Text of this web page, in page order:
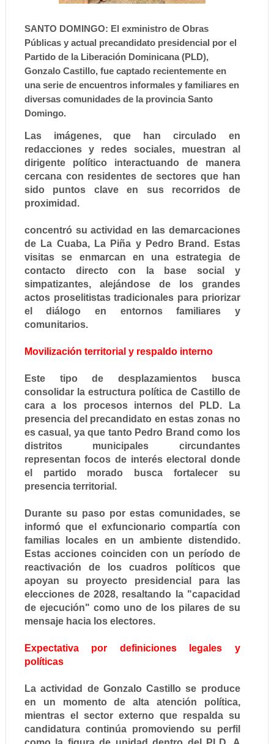
SANTO DOMINGO: El exministro de Obras
Públicas y actual precandidato presidencial por el
Partido de la Liberación Dominicana (PLD),
Gonzalo Castillo, fue captado recientemente en
una serie de encuentros informales y familiares en
diversas comunidades de la provincia Santo
Domingo.
Las imágenes, que han circulado en
redacciones y redes sociales, muestran al
dirigente político interactuando de manera
cercana con residentes de sectores que han
sido puntos clave en sus recorridos de
proximidad.
concentró su actividad en las demarcaciones
de La Cuaba, La Piña y Pedro Brand. Estas
visitas se enmarcan en una estrategia de
contacto directo con la base social y
simpatizantes, alejándose de los grandes
actos proselitistas tradicionales para priorizar
el diálogo en entornos familiares y
comunitarios.
Movilización territorial y respaldo interno
Este tipo de desplazamientos busca
consolidar la estructura política de Castillo de
cara a los procesos internos del PLD. La
presencia del precandidato en estas zonas no
es casual, ya que tanto Pedro Brand como los
distritos municipales circundantes
representan focos de interés electoral donde
el partido morado busca fortalecer su
presencia territorial.
Durante su paso por estas comunidades, se
informó que el exfuncionario compartía con
familias locales en un ambiente distendido.
Estas acciones coinciden con un período de
reactivación de los cuadros políticos que
apoyan su proyecto presidencial para las
elecciones de 2028, resaltando la "capacidad
de ejecución" como uno de los pilares de su
mensaje hacia los electores.
Expectativa por definiciones legales y
políticas
La actividad de Gonzalo Castillo se produce
en un momento de alta atención política,
mientras el sector externo que respalda su
candidatura continúa promoviendo su perfil